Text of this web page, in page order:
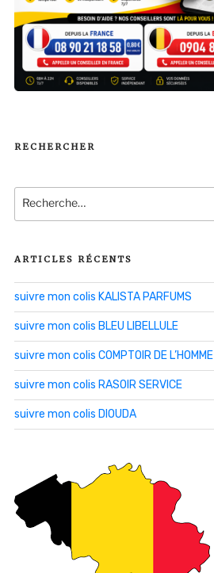
RECHERCHER
pour
:
ARTICLES RÉCENTS
suivre mon colis KALISTA PARFUMS
suivre mon colis BLEU LIBELLULE
suivre mon colis COMPTOIR DE L’HOMME
suivre mon colis RASOIR SERVICE
suivre mon colis DIOUDA